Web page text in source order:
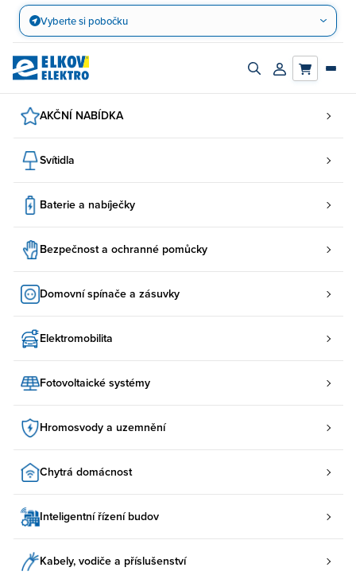
Přejít
obsah
Vyberte si pobočku
Zapnout/vypnout
Přihlásit/
AKČNÍ NABÍDKA
Svítidla
Baterie a nabíječky
Bezpečnost a ochranné pomůcky
Domovní spínače a zásuvky
Elektromobilita
Fotovoltaické systémy
Hromosvody a uzemnění
Chytrá domácnost
Inteligentní řízení budov
Kabely, vodiče a příslušenství